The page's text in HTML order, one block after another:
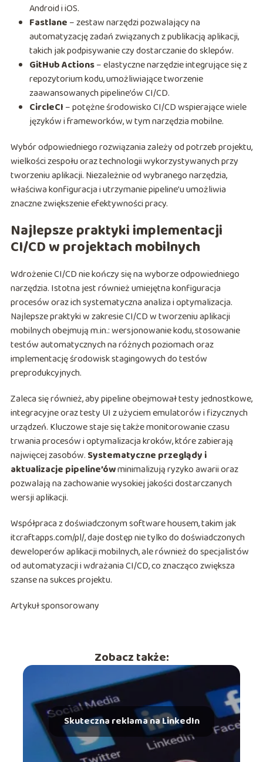
Android i iOS.
Fastlane – zestaw narzędzi pozwalający na
automatyzację zadań związanych z publikacją aplikacji,
takich jak podpisywanie czy dostarczanie do sklepów.
GitHub Actions– elastyczne narzędzie integrujące się z
repozytorium kodu, umożliwiające tworzenie
zaawansowanych pipeline’ów CI/CD.
CircleCI – potężne środowisko CI/CD wspierające wiele
języków i frameworków, w tym narzędzia mobilne.
Wybór odpowiedniego rozwiązania zależy od potrzeb projektu,
wielkości zespołu oraz technologii wykorzystywanych przy
tworzeniu aplikacji. Niezależnie od wybranego narzędzia,
właściwa konfiguracja i utrzymanie pipeline’u umożliwia
znaczne zwiększenie efektywności pracy.
Najlepsze praktyki implementacji
CI/CD w projektach mobilnych
Wdrożenie CI/CD nie kończy się na wyborze odpowiedniego
narzędzia. Istotna jest również umiejętna konfiguracja
procesów oraz ich systematyczna analiza i optymalizacja.
Najlepsze praktyki w zakresie CI/CD w tworzeniu aplikacji
mobilnych obejmują m.in.: wersjonowanie kodu, stosowanie
testów automatycznych na różnych poziomach oraz
implementację środowisk stagingowych do testów
preprodukcyjnych.
Zaleca się również, aby pipeline obejmował testy jednostkowe,
integracyjne oraz testy UI z użyciem emulatorów i fizycznych
urządzeń. Kluczowe staje się także monitorowanie czasu
trwania procesów i optymalizacja kroków, które zabierają
najwięcej zasobów. Systematyczne przeglądy i
aktualizacje pipeline’ówminimalizują ryzyko awarii oraz
pozwalają na zachowanie wysokiej jakości dostarczanych
wersji aplikacji.
Współpraca z doświadczonym software housem, takim jak
itcraftapps.com/pl/, daje dostęp nie tylko do doświadczonych
deweloperów aplikacji mobilnych, ale również do specjalistów
od automatyzacji i wdrażania CI/CD, co znacząco zwiększa
szanse na sukces projektu.
Artykuł sponsorowany
Zobacz także:
Skuteczna reklama na LinkedIn